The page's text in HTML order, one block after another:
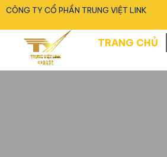
CÔNG TY CỔ PHẦN TRUNG VIỆT LINK
TRANG CHỦ